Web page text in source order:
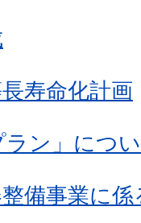
寿命化計画
ラン」につ
備事業に